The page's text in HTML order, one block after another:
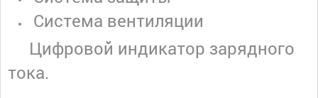
Система вентиляции
Цифровой индикатор зарядного
тока.